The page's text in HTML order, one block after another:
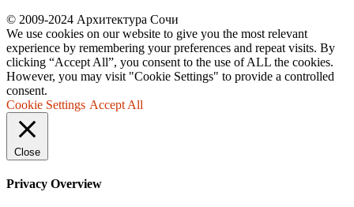
© 2009-2024 Архитектура Сочи
We use cookies on our website to give you the most relevant
experience by remembering your preferences and repeat visits. By
clicking “Accept All”, you consent to the use of ALL the cookies.
However, you may visit "Cookie Settings" to provide a controlled
consent.
Cookie Settings Accept All
Close
Privacy Overview